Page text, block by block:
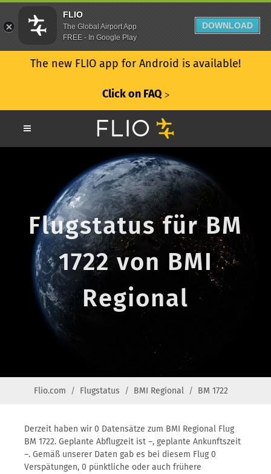
The new FLIO app for Android is available!
Click on FAQ ᐳ
Flugstatus für BM
1722 von BMI
Regional
Flio.com Flugstatus BMI Regional BM 1722
Derzeit haben wir 0 Datensätze zum BMI Regional Flug
BM 1722. Geplante Abflugzeit ist –, geplante Ankunftszeit
–. Gemäß unserer Daten gab es bei diesem Flug 0
Verspätungen, 0 pünktliche oder auch frühere
FLIO
The Global Airport App
FREE - In Google Play
DOWNLOAD